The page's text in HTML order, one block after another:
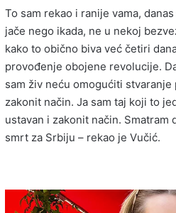
To sam rekao i ranije vama,
jače nego ikada, ne u nekoj
kako to obično biva već četiri
provođenje obojene revolucije.
sam živ neću omogućiti
zakonit način. Ja sam taj koji to
ustavan i zakonit način. Smatram
smrt za Srbiju – rekao je Vučić.